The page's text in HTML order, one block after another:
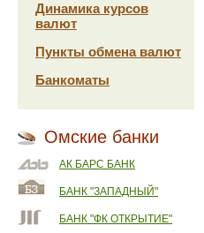
Динамика курсов
валют
Пункты обмена валют
Банкоматы
Омские банки
АК БАРС БАНК
БАНК "ЗАПАДНЫЙ"
БАНК "ФК ОТКРЫТИЕ"